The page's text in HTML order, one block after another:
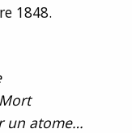
1848.
un atome…